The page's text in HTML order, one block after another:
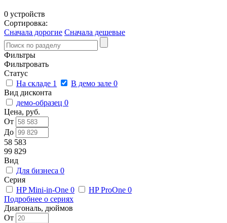
0 устройств
Сортировка:
Сначала дорогие Сначала дешевые
Фильтры
Фильтровать
Статус
На складе 1 В демо зале 0
Вид дисконта
демо-образец 0
Цена, руб.
От
До
58 583
99 829
Вид
Для бизнеса 0
Серия
HP Mini-in-One 0 HP ProOne 0
Подробнее о сериях
Диагональ, дюймов
От